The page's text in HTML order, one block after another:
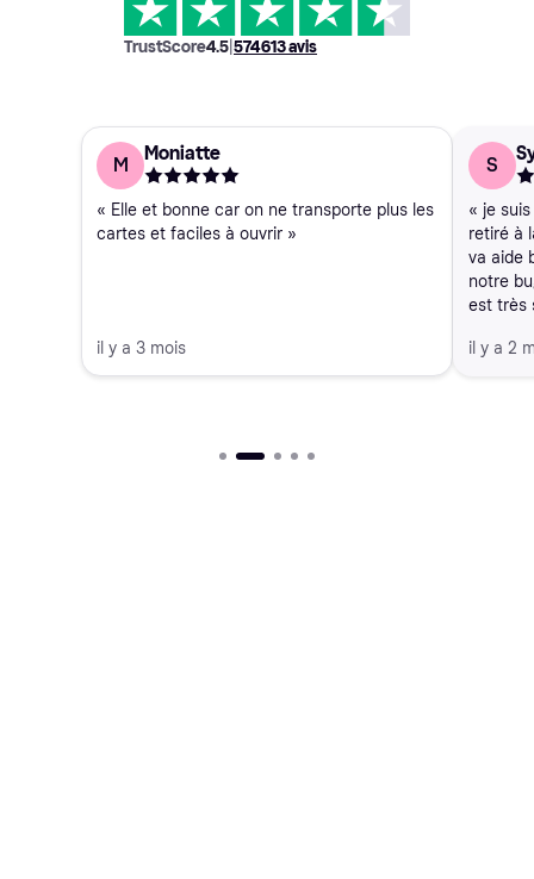
TrustScore4.5 574 613avis
M
Moniatte
« Elle et bonne car on ne transporte plus les
cartes et faciles à ouvrir »
il y a 3 mois
S
« je
retiré à
va aide
notre
est très
il y a 2